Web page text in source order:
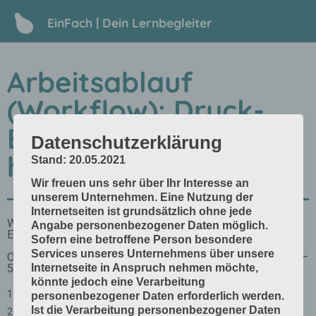
EinFach | Dein Lernbegleiter
Arbeitsablauf
(Workflow): Druck-
Erzeugnisse
herstellen
Datenschutzerklärung
Stand: 20.05.2021
Wir freuen uns sehr über Ihr Interesse an
unserem Unternehmen. Eine Nutzung der
Internetseiten ist grundsätzlich ohne jede
Angabe personenbezogener Daten möglich.
Sofern eine betroffene Person besondere
Services unseres Unternehmens über unsere
Internetseite in Anspruch nehmen möchte,
könnte jedoch eine Verarbeitung
personenbezogener Daten erforderlich werden.
Ist die Verarbeitung personenbezogener Daten